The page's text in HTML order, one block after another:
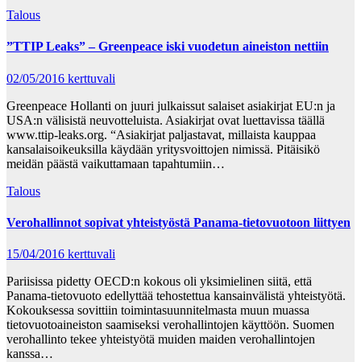
Talous
”TTIP Leaks” – Greenpeace iski vuodetun aineiston nettiin
02/05/2016 kerttuvali
Greenpeace Hollanti on juuri julkaissut salaiset asiakirjat EU:n ja
USA:n välisistä neuvotteluista. Asiakirjat ovat luettavissa täällä
www.ttip-leaks.org. “Asiakirjat paljastavat, millaista kauppaa
kansalaisoikeuksilla käydään yritysvoittojen nimissä. Pitäisikö
meidän päästä vaikuttamaan tapahtumiin…
Talous
Verohallinnot sopivat yhteistyöstä Panama-tietovuotoon liittyen
15/04/2016 kerttuvali
Pariisissa pidetty OECD:n kokous oli yksimielinen siitä, että
Panama-tietovuoto edellyttää tehostettua kansainvälistä yhteistyötä.
Kokouksessa sovittiin toimintasuunnitelmasta muun muassa
tietovuotoaineiston saamiseksi verohallintojen käyttöön. Suomen
verohallinto tekee yhteistyötä muiden maiden verohallintojen
kanssa…